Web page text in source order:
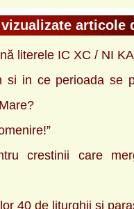
articole
literele IC XC / NI
si in ce perioada se
crestinii care
40 de liturghii si